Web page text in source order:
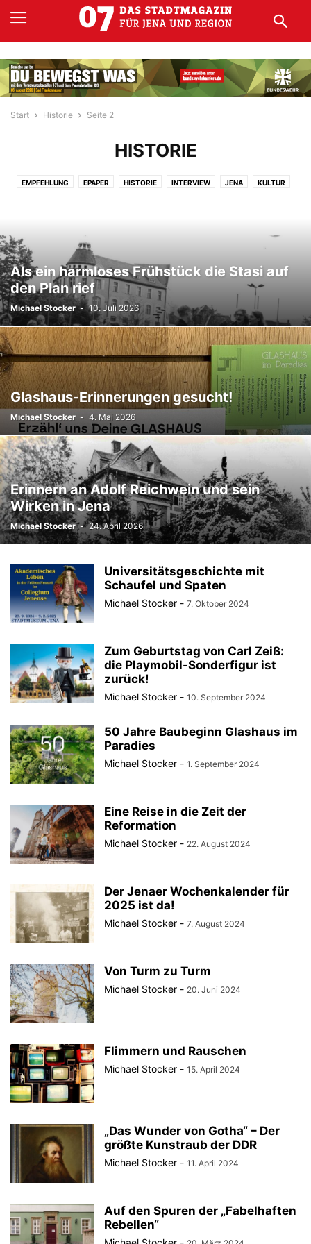
Start Historie Seite 2
HISTORIE
EMPFEHLUNG EPAPER HISTORIE INTERVIEW JENA KULTUR
Als ein harmloses Frühstück die Stasi auf
den Plan rief
Michael Stocker - 10. Juli 2026
Glashaus-Erinnerungen gesucht!
Michael Stocker - 4. Mai 2026
Erinnern an Adolf Reichwein und sein
Wirken in Jena
Michael Stocker - 24. April 2026
Universitätsgeschichte mit
Schaufel und Spaten
Michael Stocker - 7. Oktober 2024
Zum Geburtstag von Carl Zeiß:
die Playmobil-Sonderfigur ist
zurück!
Michael Stocker - 10. September 2024
50 Jahre Baubeginn Glashaus im
Paradies
Michael Stocker - 1. September 2024
Eine Reise in die Zeit der
Reformation
Michael Stocker - 22. August 2024
Der Jenaer Wochenkalender für
2025 ist da!
Michael Stocker - 7. August 2024
Von Turm zu Turm
Michael Stocker - 20. Juni 2024
Flimmern und Rauschen
Michael Stocker - 15. April 2024
„Das Wunder von Gotha“ – Der
größte Kunstraub der DDR
Michael Stocker - 11. April 2024
Auf den Spuren der „Fabelhaften
Rebellen“